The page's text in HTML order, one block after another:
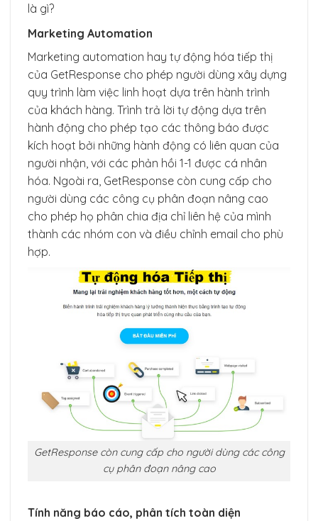
là gì?
Marketing Automation
Marketing automation hay tự động hóa tiếp thị
của GetResponse cho phép người dùng xây dựng
quy trình làm việc linh hoạt dựa trên hành trình
của khách hàng. Trình trả lời tự động dựa trên
hành động cho phép tạo các thông báo được
kích hoạt bởi những hành động có liên quan của
người nhận, với các phản hồi 1-1 được cá nhân
hóa. Ngoài ra, GetResponse còn cung cấp cho
người dùng các công cụ phân đoạn nâng cao
cho phép họ phân chia địa chỉ liên hệ của mình
thành các nhóm con và điều chỉnh email cho phù
hợp.
GetResponse còn cung cấp cho người dùng các công
cụ phân đoạn nâng cao
Tính năng báo cáo, phân tích toàn diện